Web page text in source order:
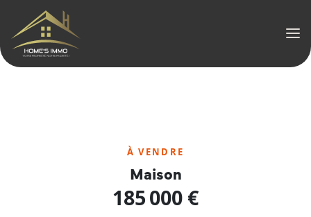
À VENDRE
Maison
185 000 €